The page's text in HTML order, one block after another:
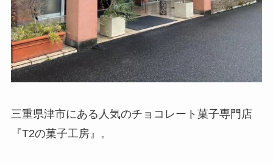
三重県津市にある人気のチョコレート菓子専門店
『T2の菓子工房』。